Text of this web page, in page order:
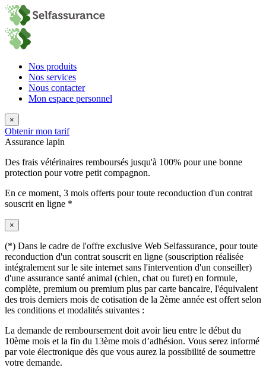
Nos produits
Nos services
Nous contacter
Mon espace personnel
×
Obtenir mon tarif
Assurance lapin
Des frais vétérinaires remboursés jusqu'à 100% pour une bonne
protection pour votre petit compagnon.
En ce moment, 3 mois offerts pour toute reconduction d'un contrat
souscrit en ligne *
×
(*) Dans le cadre de l'offre exclusive Web Selfassurance, pour toute
reconduction d'un contrat souscrit en ligne (souscription réalisée
intégralement sur le site internet sans l'intervention d'un conseiller)
d'une assurance santé animal (chien, chat ou furet) en formule,
complète, premium ou premium plus par carte bancaire, l'équivalent
des trois derniers mois de cotisation de la 2ème année est offert selon
les conditions et modalités suivantes :
La demande de remboursement doit avoir lieu entre le début du
10ème mois et la fin du 13ème mois d’adhésion. Vous serez informé
par voie électronique dès que vous aurez la possibilité de soumettre
votre demande.